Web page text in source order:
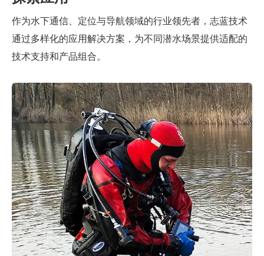
作为水下通信、定位与导航领域的行业领先者，志蓝技术
通过多样化的应用解决方案，为不同潜水场景提供适配的
技术支持和产品组合。